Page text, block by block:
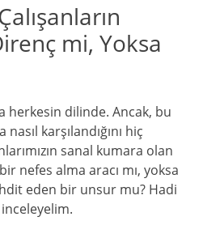
mi, Yoksa
herkesin dilinde. Ancak, bu
karşılandığını hiç
sanal kumara olan
nefes alma aracı mı, yoksa
eden bir unsur mu? Hadi